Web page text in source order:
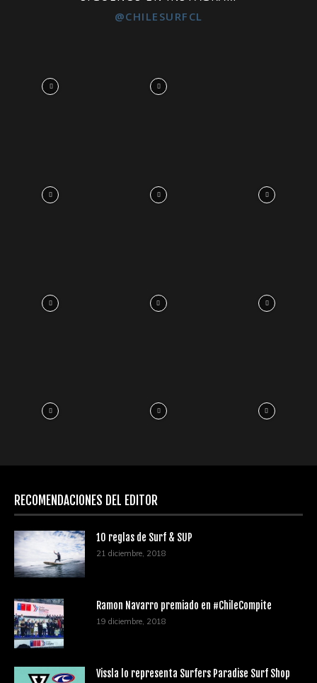
@CHILESURFCL
RECOMENDACIONES DEL EDITOR
10 reglas de Surf & SUP
21 diciembre, 2018
Ramon Navarro premiado en #ChileCompite
19 diciembre, 2018
Vissla lo representa Surfers Paradise Surf Shop